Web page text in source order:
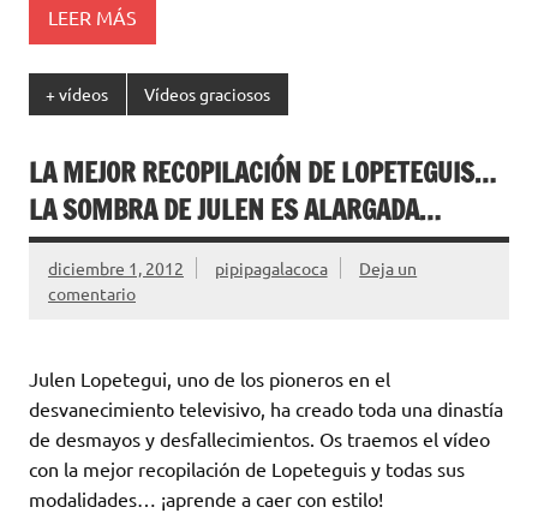
LEER MÁS
+ vídeos Vídeos graciosos
LA MEJOR RECOPILACIÓN DE LOPETEGUIS…
LA SOMBRA DE JULEN ES ALARGADA…
diciembre 1, 2012 pipipagalacoca
Deja un
comentario
Julen Lopetegui, uno de los pioneros en el
desvanecimiento televisivo, ha creado toda una dinastía
de desmayos y desfallecimientos. Os traemos el vídeo
con la mejor recopilación de Lopeteguis y todas sus
modalidades… ¡aprende a caer con estilo!